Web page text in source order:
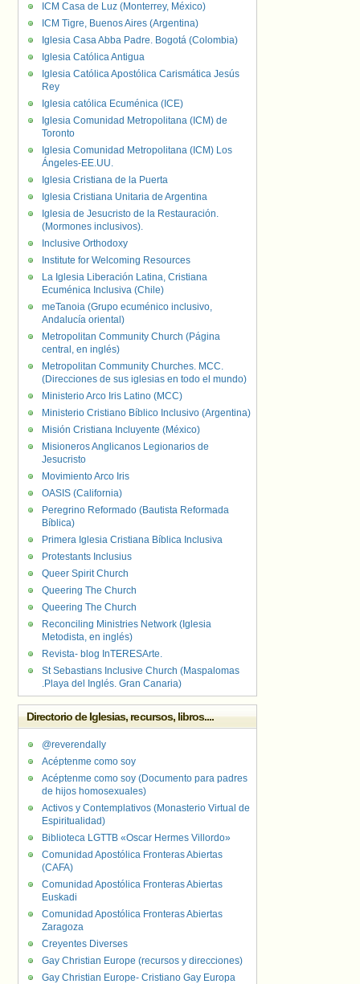
ICM Casa de Luz (Monterrey, México)
ICM Tigre, Buenos Aires (Argentina)
Iglesia Casa Abba Padre. Bogotá (Colombia)
Iglesia Católica Antigua
Iglesia Católica Apostólica Carismática Jesús
Rey
Iglesia católica Ecuménica (ICE)
Iglesia Comunidad Metropolitana (ICM) de
Toronto
Iglesia Comunidad Metropolitana (ICM) Los
Ángeles-EE.UU.
Iglesia Cristiana de la Puerta
Iglesia Cristiana Unitaria de Argentina
Iglesia de Jesucristo de la Restauración.
(Mormones inclusivos).
Inclusive Orthodoxy
Institute for Welcoming Resources
La Iglesia Liberación Latina, Cristiana
Ecuménica Inclusiva (Chile)
meTanoia (Grupo ecuménico inclusivo,
Andalucía oriental)
Metropolitan Community Church (Página
central, en inglés)
Metropolitan Community Churches. MCC.
(Direcciones de sus iglesias en todo el mundo)
Ministerio Arco Iris Latino (MCC)
Ministerio Cristiano Bíblico Inclusivo (Argentina)
Misión Cristiana Incluyente (México)
Misioneros Anglicanos Legionarios de
Jesucristo
Movimiento Arco Iris
OASIS (California)
Peregrino Reformado (Bautista Reformada
Bíblica)
Primera Iglesia Cristiana Bíblica Inclusiva
Protestants Inclusius
Queer Spirit Church
Queering The Church
Queering The Church
Reconciling Ministries Network (Iglesia
Metodista, en inglés)
Revista- blog InTERESArte.
St Sebastians Inclusive Church (Maspalomas
.Playa del Inglés. Gran Canaria)
Directorio de Iglesias, recursos, libros....
@reverendally
Acéptenme como soy
Acéptenme como soy (Documento para padres
de hijos homosexuales)
Activos y Contemplativos (Monasterio Virtual de
Espiritualidad)
Biblioteca LGTTB «Oscar Hermes Villordo»
Comunidad Apostólica Fronteras Abiertas
(CAFA)
Comunidad Apostólica Fronteras Abiertas
Euskadi
Comunidad Apostólica Fronteras Abiertas
Zaragoza
Creyentes Diverses
Gay Christian Europe (recursos y direcciones)
Gay Christian Europe- Cristiano Gay Europa